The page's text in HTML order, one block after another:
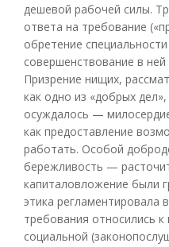
дешевой рабочей силы.
ответа на требование
обретение
совершенствование в
Призрение нищих,
как одно из «добрых
осуждалось —
как предоставление
работать. Особой
бережливость —
капиталовложение были
этика регламентировала
требования относились
социальной